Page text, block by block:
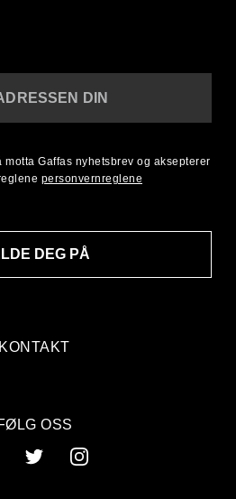
KONTAKT
DIN
DEG PÅ
motta Gaffas nyhetsbrev og aksepterer
personvernreglene
OSS